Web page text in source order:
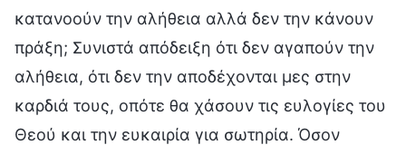
κατανοούν την αλήθεια αλλά δεν την κάνουν
πράξη; Συνιστά απόδειξη ότι δεν αγαπούν την
αλήθεια, ότι δεν την αποδέχονται μες στην
καρδιά τους, οπότε θα χάσουν τις ευλογίες του
Θεού και την ευκαιρία για σωτηρία. Όσον